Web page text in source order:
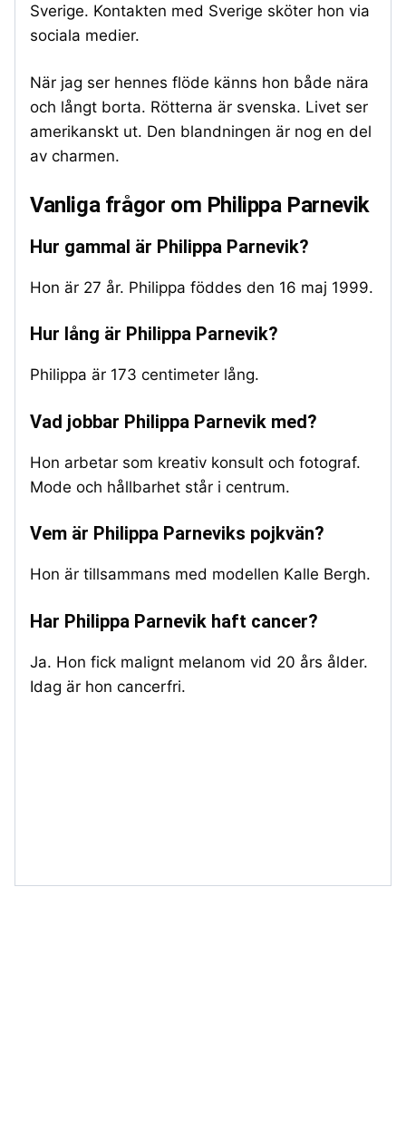
Sverige. Kontakten med Sverige sköter hon via
sociala medier.
När jag ser hennes flöde känns hon både nära
och långt borta. Rötterna är svenska. Livet ser
amerikanskt ut. Den blandningen är nog en del
av charmen.
Vanliga frågor om Philippa Parnevik
Hur gammal är Philippa Parnevik?
Hon är 27 år. Philippa föddes den 16 maj 1999.
Hur lång är Philippa Parnevik?
Philippa är 173 centimeter lång.
Vad jobbar Philippa Parnevik med?
Hon arbetar som kreativ konsult och fotograf.
Mode och hållbarhet står i centrum.
Vem är Philippa Parneviks pojkvän?
Hon är tillsammans med modellen Kalle Bergh.
Har Philippa Parnevik haft cancer?
Ja. Hon fick malignt melanom vid 20 års ålder.
Idag är hon cancerfri.